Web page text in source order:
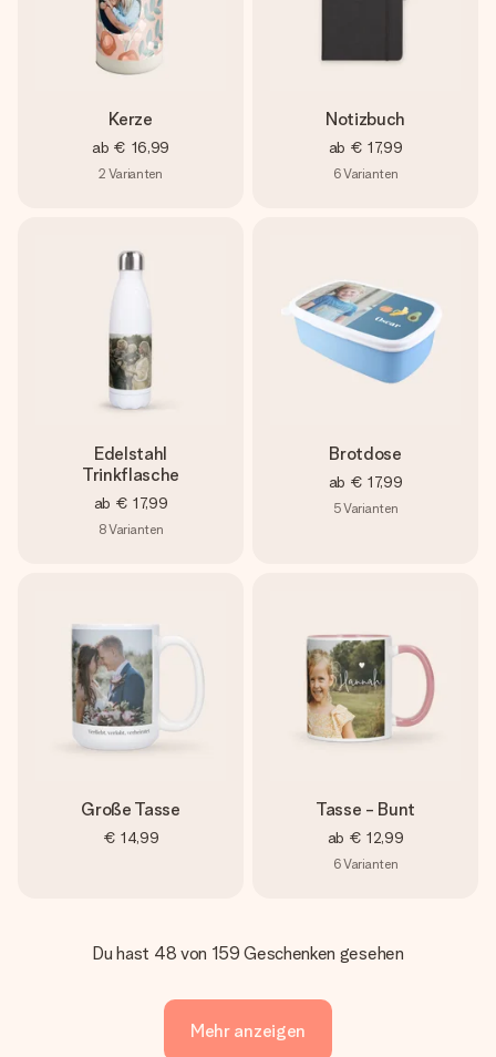
Kerze
ab € 16,99
2 Varianten
Notizbuch
ab € 17,99
6Varianten
Edelstahl
Trinkflasche
ab € 17,99
8Varianten
Brotdose
ab € 17,99
5Varianten
Große Tasse
€ 14,99
Tasse - Bunt
ab € 12,99
6Varianten
Du hast 48 von 159 Geschenken gesehen
Mehr anzeigen